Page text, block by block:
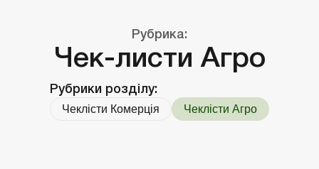
Рубрика:
Чек-листи Агро
Рубрики розділу:
Чеклісти Комерція Чеклісти Агро